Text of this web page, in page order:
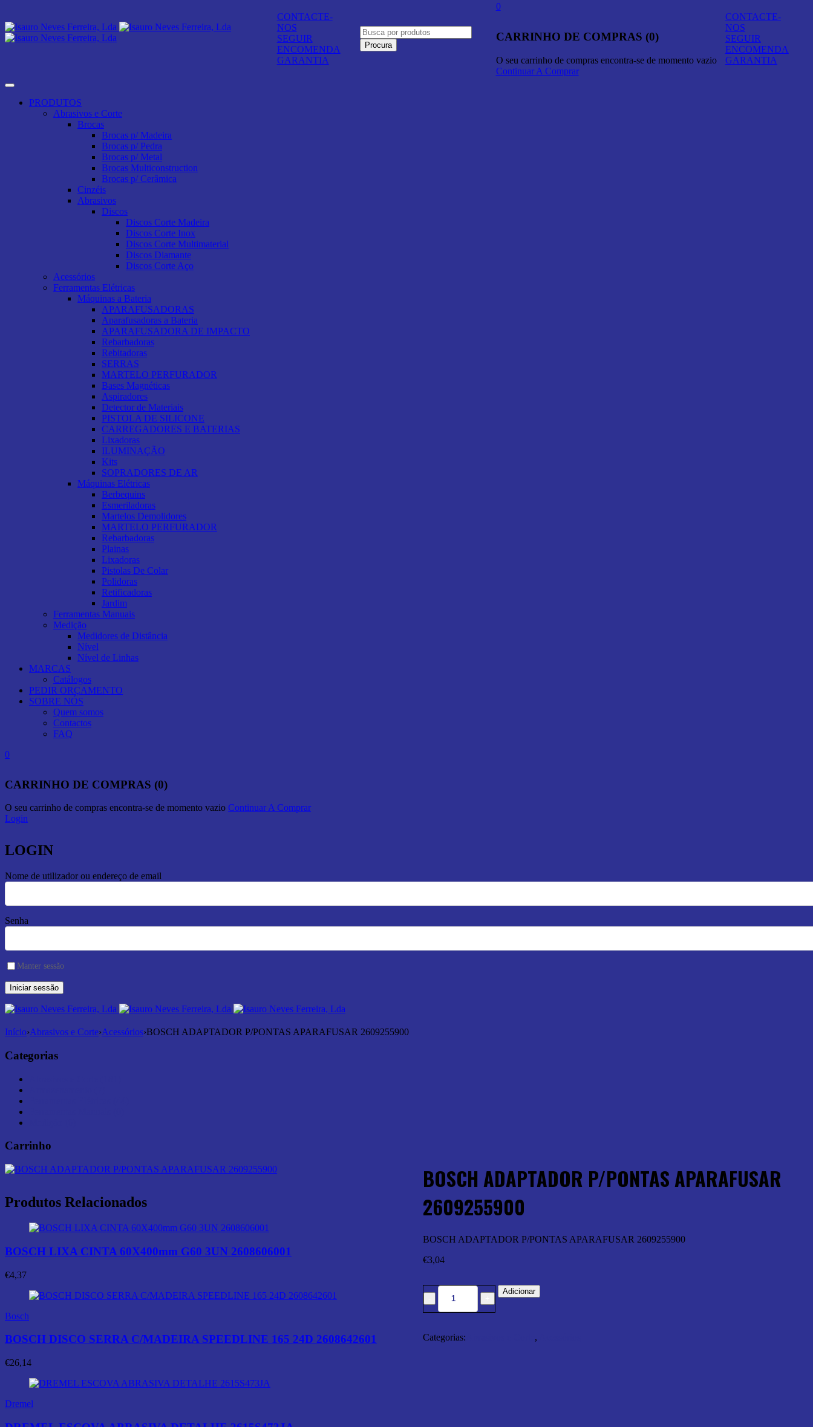
CONTACTE-
NOS
SEGUIR
ENCOMENDA
GARANTIA
0
CARRINHO DE COMPRAS (0)
O seu carrinho de compras encontra-se de momento vazio
Continuar A Comprar
CONTACTE-
NOS
SEGUIR
ENCOMENDA
GARANTIA
PRODUTOS
Abrasivos e Corte
Brocas
Brocas p/ Madeira
Brocas p/ Pedra
Brocas p/ Metal
Brocas Multiconstruction
Brocas p/ Cerâmica
Cinzéis
Abrasivos
Discos
Discos Corte Madeira
Discos Corte Inox
Discos Corte Multimaterial
Discos Diamante
Discos Corte Aço
Acessórios
Ferramentas Elétricas
Máquinas a Bateria
APARAFUSADORAS
Aparafusadoras a Bateria
APARAFUSADORA DE IMPACTO
Rebarbadoras
Rebitadoras
SERRAS
MARTELO PERFURADOR
Bases Magnéticas
Aspiradores
Detector de Materiais
PISTOLA DE SILICONE
CARREGADORES E BATERIAS
Lixadoras
ILUMINAÇÃO
Kits
SOPRADORES DE AR
Máquinas Elétricas
Berbequins
Esmeriladoras
Martelos Demolidores
MARTELO PERFURADOR
Rebarbadoras
Plainas
Lixadoras
Pistolas De Colar
Polidoras
Retificadoras
Jardim
Ferramentas Manuais
Medição
Medidores de Distância
Nível
Nível de Linhas
MARCAS
Catálogos
PEDIR ORÇAMENTO
SOBRE NÓS
Quem somos
Contactos
FAQ
0
CARRINHO DE COMPRAS (0)
O seu carrinho de compras encontra-se de momento vazio Continuar A Comprar
Login
LOGIN
Nome de utilizador ou endereço de email
Senha
Manter sessão
Início›Abrasivos e Corte›Acessórios›BOSCH ADAPTADOR P/PONTAS APARAFUSAR 2609255900
Categorias
Carrinho
BOSCH ADAPTADOR P/PONTAS APARAFUSAR
2609255900
BOSCH ADAPTADOR P/PONTAS APARAFUSAR 2609255900
€3,04
Adicionar
Categorias: ,
Produtos Relacionados
BOSCH LIXA CINTA 60X400mm G60 3UN 2608606001
€4,37
Bosch
BOSCH DISCO SERRA C/MADEIRA SPEEDLINE 165 24D 2608642601
€26,14
Dremel